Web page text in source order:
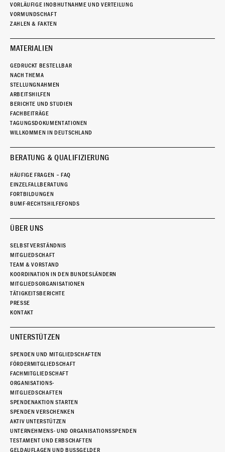
VORLÄUFIGE INOBHUTNAHME UND VERTEILUNG
VORMUNDSCHAFT
ZAHLEN & FAKTEN
MATERIALIEN
GEDRUCKT BESTELLBAR
NACH THEMA
STELLUNGNAHMEN
ARBEITSHILFEN
BERICHTE UND STUDIEN
FACHBEITRÄGE
TAGUNGSDOKUMENTATIONEN
WILLKOMMEN IN DEUTSCHLAND
BERATUNG & QUALIFIZIERUNG
HÄUFIGE FRAGEN – FAQ
EINZELFALLBERATUNG
FORTBILDUNGEN
BUMF-RECHTSHILFEFONDS
ÜBER UNS
SELBSTVERSTÄNDNIS
MITGLIEDSCHAFT
TEAM & VORSTAND
KOORDINATION IN DEN BUNDESLÄNDERN
MITGLIEDSORGANISATIONEN
TÄTIGKEITSBERICHTE
PRESSE
KONTAKT
UNTERSTÜTZEN
SPENDEN UND MITGLIEDSCHAFTEN
FÖRDERMITGLIEDSCHAFT
FACHMITGLIEDSCHAFT
ORGANISATIONS-
MITGLIEDSCHAFTEN
SPENDENAKTION STARTEN
SPENDEN VERSCHENKEN
AKTIV UNTERSTÜTZEN
UNTERNEHMENS- UND ORGANISATIONSSPENDEN
TESTAMENT UND ERBSCHAFTEN
GELDAUFLAGEN UND BUSSGELDER